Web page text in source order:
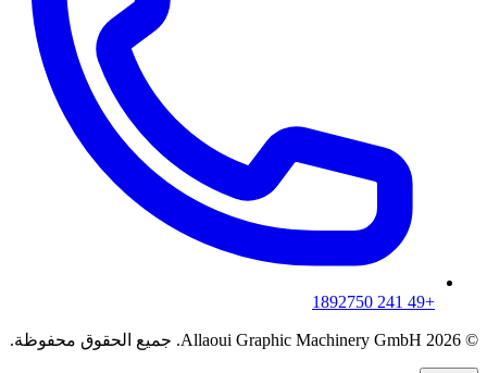
+49 241 1892750
© 2026 Allaoui Graphic Machinery GmbH. جميع الحقوق محفوظة.